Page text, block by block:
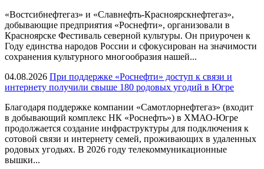
«Востсибнефтегаз» и «Славнефть-Красноярскнефтегаз»,
добывающие предприятия «Роснефти», организовали в
Красноярске Фестиваль северной культуры. Он приурочен к
Году единства народов России и сфокусирован на значимости
сохранения культурного многообразия нашей...
04.08.2026 При поддержке «Роснефти» доступ к связи и
интернету получили свыше 180 родовых угодий в Югре
Благодаря поддержке компании «Самотлорнефтегаз» (входит
в добывающий комплекс НК «Роснефть») в ХМАО-Югре
продолжается создание инфраструктуры для подключения к
сотовой связи и интернету семей, проживающих в удаленных
родовых угодьях. В 2026 году телекоммуникационные
вышки...